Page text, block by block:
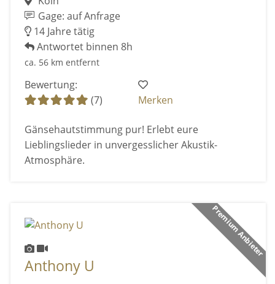
Gage: auf Anfrage
14 Jahre tätig
Antwortet binnen 8h
ca. 56 km entfernt
Bewertung:
(7)
Merken
Gänsehautstimmung pur! Erlebt eure
Lieblingslieder in unvergesslicher Akustik-
Atmosphäre.
Premium Anbieter
Anthony U